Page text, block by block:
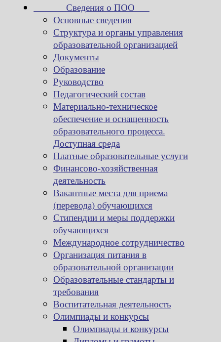
Сведения о ПОО
Основные сведения
Структура и органы управления
образовательной организацией
Документы
Образование
Руководство
Педагогический состав
Материально-техническое
обеспечение и оснащенность
образовательного процесса.
Доступная среда
Платные образовательные услуги
Финансово-хозяйственная
деятельность
Вакантные места для приема
(перевода) обучающихся
Стипендии и меры поддержки
обучающихся
Международное сотрудничество
Организация питания в
образовательной организации
Образовательные стандарты и
требования
Воспитательная деятельность
Олимпиады и конкурсы
Олимпиады и конкурсы